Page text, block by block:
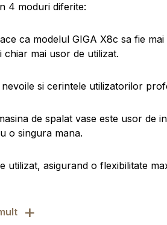
4 moduri diferite:
ca modelul GIGA X8c sa fie
chiar mai usor de utilizat.
si cerintele utilizatorilor
de spalat vase este usor de
o singura mana.
utilizat, asigurand o flexibilitate
+